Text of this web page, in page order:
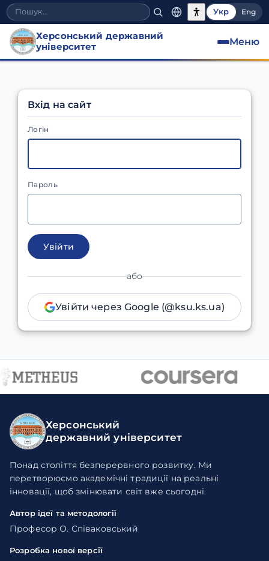
Укр Eng
Херсонський державний
університет
Меню
Вхід на сайт
Логін
Пароль
Увійти
або
Увійти через Google (@ksu.ks.ua)
Херсонський
державний університет
Понад століття безперервного розвитку. Ми
перетворюємо академічні традиції на реальні
інновації, щоб змінювати світ вже сьогодні.
Автор ідеї та методології
Професор О. Співаковський
Розробка нової версії